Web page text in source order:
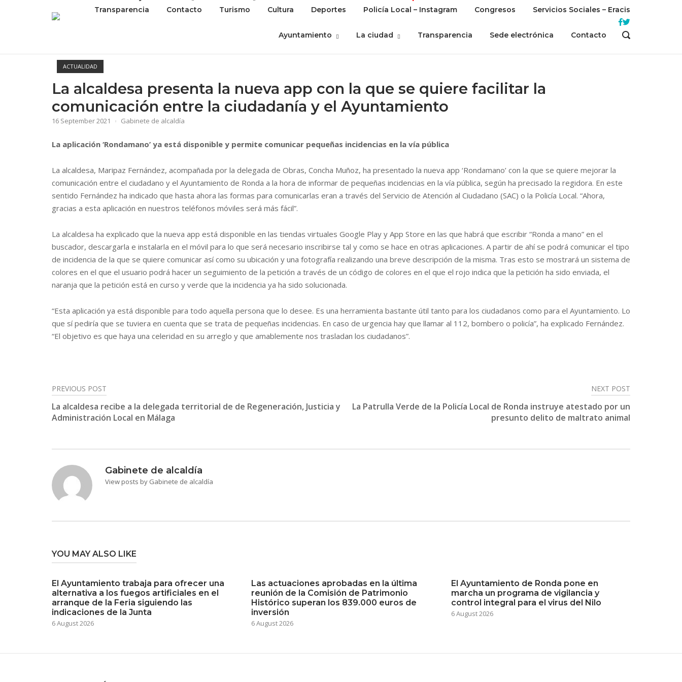
Transparencia
Contacto Turismo Cultura Deportes Policía Local – Instagram Congresos Servicios Sociales – Eracis
Ayuntamiento La ciudad Transparencia Sede electrónica Contacto
OPEN
BAR
ACTUALIDAD
La alcaldesa presenta la nueva app con la que se quiere facilitar la
comunicación entre la ciudadanía y el Ayuntamiento
16 September 2021 Gabinete de alcaldía
La aplicación ‘Rondamano’ ya está disponible y permite comunicar pequeñas incidencias en la vía pública
La alcaldesa, Maripaz Fernández, acompañada por la delegada de Obras, Concha Muñoz, ha presentado la nueva app ‘Rondamano’ con la que se quiere mejorar la
comunicación entre el ciudadano y el Ayuntamiento de Ronda a la hora de informar de pequeñas incidencias en la vía pública, según ha precisado la regidora. En este
sentido Fernández ha indicado que hasta ahora las formas para comunicarlas eran a través del Servicio de Atención al Ciudadano (SAC) o la Policía Local. “Ahora,
gracias a esta aplicación en nuestros teléfonos móviles será más fácil”.
La alcaldesa ha explicado que la nueva app está disponible en las tiendas virtuales Google Play y App Store en las que habrá que escribir “Ronda a mano” en el
buscador, descargarla e instalarla en el móvil para lo que será necesario inscribirse tal y como se hace en otras aplicaciones. A partir de ahí se podrá comunicar el tipo
de incidencia de la que se quiere comunicar así como su ubicación y una fotografía realizando una breve descripción de la misma. Tras esto se mostrará un sistema de
colores en el que el usuario podrá hacer un seguimiento de la petición a través de un código de colores en el que el rojo indica que la petición ha sido enviada, el
naranja que la petición está en curso y verde que la incidencia ya ha sido solucionada.
“Esta aplicación ya está disponible para todo aquella persona que lo desee. Es una herramienta bastante útil tanto para los ciudadanos como para el Ayuntamiento. Lo
que sí pediría que se tuviera en cuenta que se trata de pequeñas incidencias. En caso de urgencia hay que llamar al 112, bombero o policía”, ha explicado Fernández.
“El objetivo es que haya una celeridad en su arreglo y que amablemente nos trasladan los ciudadanos”.
Post
navigation
PREVIOUS POST
La alcaldesa recibe a la delegada territorial de de Regeneración, Justicia y
Administración Local en Málaga
NEXT POST
La Patrulla Verde de la Policía Local de Ronda instruye atestado por un
presunto delito de maltrato animal
Gabinete de alcaldía
View posts by Gabinete de alcaldía
YOU MAY ALSO LIKE
El Ayuntamiento trabaja para ofrecer una
alternativa a los fuegos artificiales en el
arranque de la Feria siguiendo las
indicaciones de la Junta
6 August 2026
Las actuaciones aprobadas en la última
reunión de la Comisión de Patrimonio
Histórico superan los 839.000 euros de
inversión
6 August 2026
El Ayuntamiento de Ronda pone en
marcha un programa de vigilancia y
control integral para el virus del Nilo
6 August 2026